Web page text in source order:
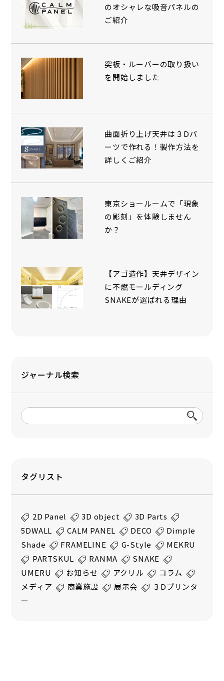
のオシャレな吸音パネルの
ご紹介
突板・ルーバーの取り扱い
を開始しました
曲面折り上げ天井は３Dパ
ーツで作れる！製作方法を
詳しくご紹介
東京ショールームで「現象
の彫刻」を体験しません
か？
【アゴ造作】天井デザイン
に不燃モールディング
SNAKEが選ばれる理由
ジャーナル検索
タグリスト
2D Panel 3D object
3D Parts
5DWALL
CALM PANEL DECO
Dimple
Shade
FRAMELINE G-Style
MEKRU
PARTSKUL
RANMA
SNAKE
UMERU
お知らせ アクリル
コラム
メディア
商業施設 展示会
３Dプリンタ
ー